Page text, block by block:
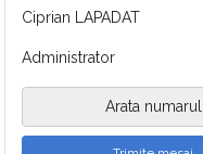
Ciprian LAPADAT
Administrator
Arata numarul